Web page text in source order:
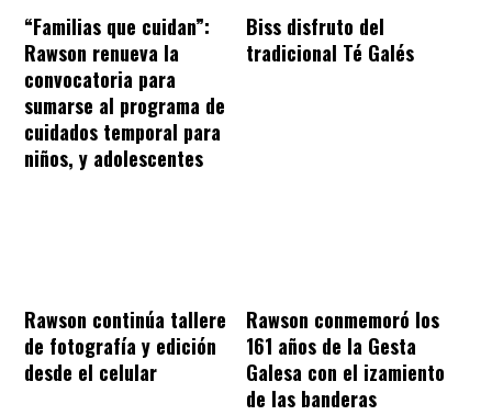
“Familias que cuidan”:
Rawson renueva la
convocatoria para
sumarse al programa de
cuidados temporal para
niños, y adolescentes
Biss disfruto del
tradicional Té Galés
Rawson continúa tallere
de fotografía y edición
desde el celular
Rawson conmemoró los
161 años de la Gesta
Galesa con el izamiento
de las banderas